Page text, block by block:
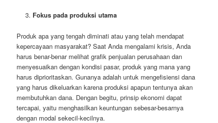
Fokus pada produksi utama
Produk apa yang tengah diminati atau yang telah mendapat
kepercayaan masyarakat? Saat Anda mengalami krisis, Anda
harus benar-benar melihat grafik penjualan perusahaan dan
menyesuaikan dengan kondisi pasar, produk yang mana yang
harus diprioritaskan. Gunanya adalah untuk mengefisiensi dana
yang harus dikeluarkan karena produksi apapun tentunya akan
membutuhkan dana. Dengan begitu, prinsip ekonomi dapat
tercapai, yaitu menghasilkan keuntungan sebesar-besarnya
dengan modal sekecil-kecilnya.